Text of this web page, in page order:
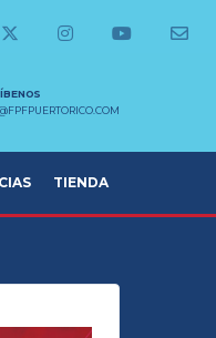
TIENDA